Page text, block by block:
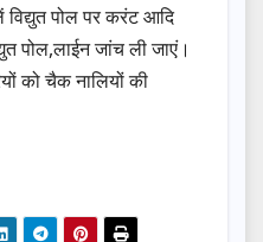
विद्युत पोल पर करंट आदि
पोल,लाईन जांच ली जाएं।
को चैक नालियों की